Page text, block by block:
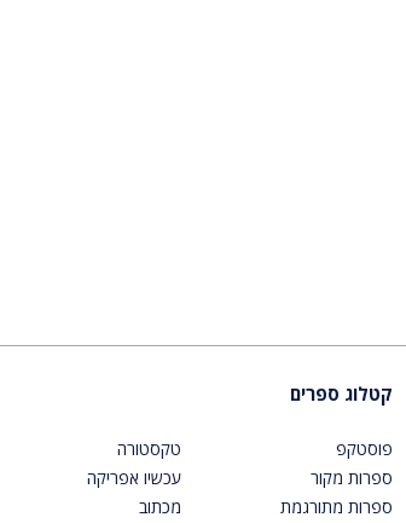
קטלוג ספרים
פוסטקפ
ספרות מקור
ספרות מתורגמת
טקסטורה
עכשיו אפריקה
מכתוב